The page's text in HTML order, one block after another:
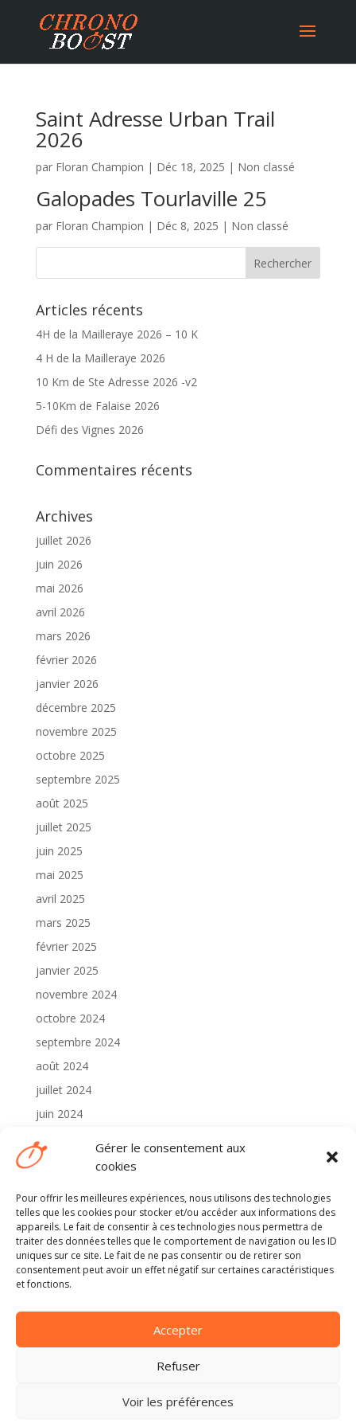
Gérer le consentement aux
cookies
Pour offrir les meilleures expériences, nous utilisons des technologies
telles que les cookies pour stocker et/ou accéder aux informations des
appareils. Le fait de consentir à ces technologies nous permettra de
traiter des données telles que le comportement de navigation ou les ID
uniques sur ce site. Le fait de ne pas consentir ou de retirer son
consentement peut avoir un effet négatif sur certaines caractéristiques
et fonctions.
Accepter
Refuser
Voir les préférences
Saint Adresse Urban Trail
2026
par Floran Champion | Déc 18, 2025 | Non classé
Galopades Tourlaville 25
par Floran Champion | Déc 8, 2025 | Non classé
Articles récents
4H de la Mailleraye 2026 – 10 K
4 H de la Mailleraye 2026
10 Km de Ste Adresse 2026 -v2
5-10Km de Falaise 2026
Défi des Vignes 2026
Commentaires récents
Archives
juillet 2026
juin 2026
mai 2026
avril 2026
mars 2026
février 2026
janvier 2026
décembre 2025
novembre 2025
octobre 2025
septembre 2025
août 2025
juillet 2025
juin 2025
mai 2025
avril 2025
mars 2025
février 2025
janvier 2025
novembre 2024
octobre 2024
septembre 2024
août 2024
juillet 2024
juin 2024
mai 2024
avril 2024
Catégories
2024
Non classé
Méta
Connexion